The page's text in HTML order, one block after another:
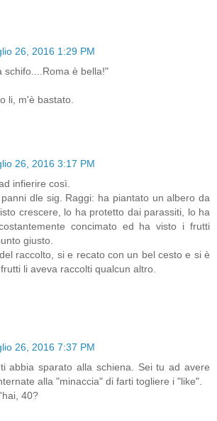
26, 2016 1:29 PM
schifo....Roma è bella!"
li, m'è bastato.
26, 2016 3:17 PM
infierire così.
dle sig. Raggi: ha piantato un albero da
crescere, lo ha protetto dai parassiti, lo ha
concimato ed ha visto i frutti
giusto.
raccolto, si e recato con un bel cesto e si è
li aveva raccolti qualcun altro.
26, 2016 7:37 PM
abbia sparato alla schiena. Sei tu ad avere
alla "minaccia" di farti togliere i "like".
40?